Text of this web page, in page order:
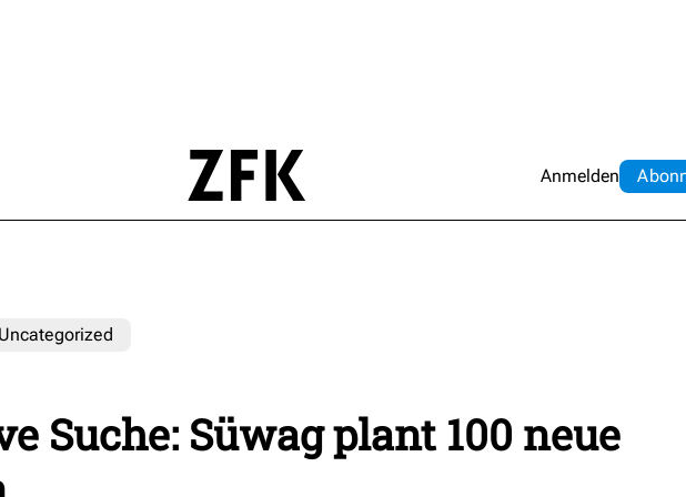
Anmelden Abo
Uncategorized
Suche: Süwag plant 100 neue